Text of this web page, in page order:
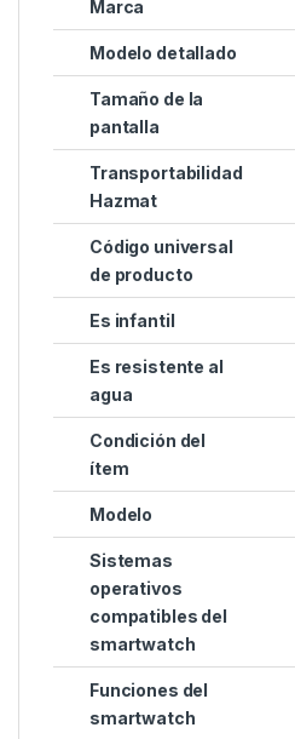
Marca
Modelo detallado
Tamaño de la
pantalla
Transportabilidad
Hazmat
Código universal
de producto
Es infantil
Es resistente al
agua
Condición del
ítem
Modelo
Sistemas
operativos
compatibles del
smartwatch
Funciones del
smartwatch